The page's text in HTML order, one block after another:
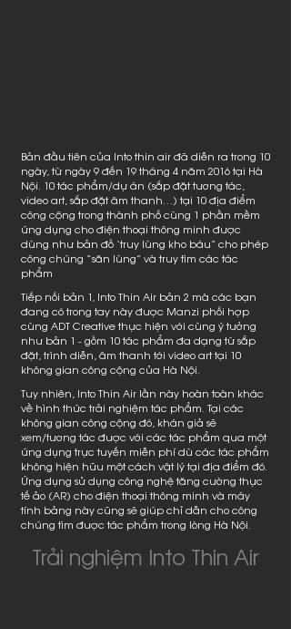
Bản đầu tiên của Into thin air đã diễn ra trong 10
ngày, từ ngày 9 đến 19 tháng 4 năm 2016 tại Hà
Nội. 10 tác phẩm/dự án (sắp đặt tương tác,
video art, sắp đặt âm thanh…) tại 10 địa điểm
công cộng trong thành phố cùng 1 phần mềm
ứng dụng cho điện thoại thông minh được
dùng như bản đồ ‘truy lùng kho báu” cho phép
công chúng “săn lùng” và truy tìm các tác
phẩm
Tiếp nối bản 1, Into Thin Air bản 2 mà các bạn
đang có trong tay này được Manzi phối hợp
cùng ADT Creative thực hiện với cùng ý tưởng
như bản 1 - gồm 10 tác phẩm đa dạng từ sắp
đặt, trình diễn, âm thanh tới video art tại 10
không gian công cộng của Hà Nội.
Tuy nhiên, Into Thin Air lần này hoàn toàn khác
về hình thức trải nghiệm tác phẩm. Tại các
không gian công cộng đó, khán giả sẽ
xem/tương tác được với các tác phẩm qua một
ứng dụng trực tuyến miễn phí dù các tác phẩm
không hiện hữu một cách vật lý tại địa điểm đó.
Ứng dụng sử dụng công nghệ tăng cường thực
tế ảo (AR) cho điện thoại thông minh và máy
tính bảng này cũng sẽ giúp chỉ dẫn cho công
chúng tìm được tác phẩm trong lòng Hà Nội.
Trải nghiệm Into Thin Air